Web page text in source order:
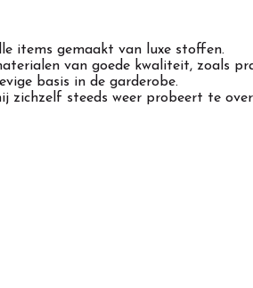
items gemaakt van luxe stoffen.
van goede kwaliteit, zoals
basis in de garderobe.
zichzelf steeds weer probeert te